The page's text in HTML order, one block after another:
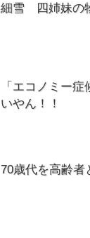
細雪 四姉妹の
「エコノミー
いやん！！
70歳代を高齢者